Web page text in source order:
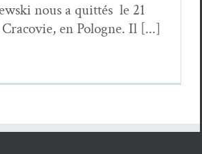
nous a quittés le 21
en Pologne. Il [...]